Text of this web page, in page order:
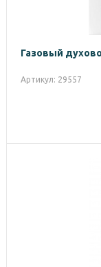
Газовый
Артикул: 29557